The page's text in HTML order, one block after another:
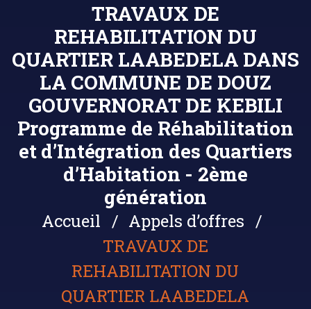
TRAVAUX DE
REHABILITATION DU
QUARTIER LAABEDELA DANS
LA COMMUNE DE DOUZ
GOUVERNORAT DE KEBILI
Programme de Réhabilitation
et d’Intégration des Quartiers
d’Habitation - 2ème
génération
Accueil
Appels d’offres
TRAVAUX DE
REHABILITATION DU
QUARTIER LAABEDELA